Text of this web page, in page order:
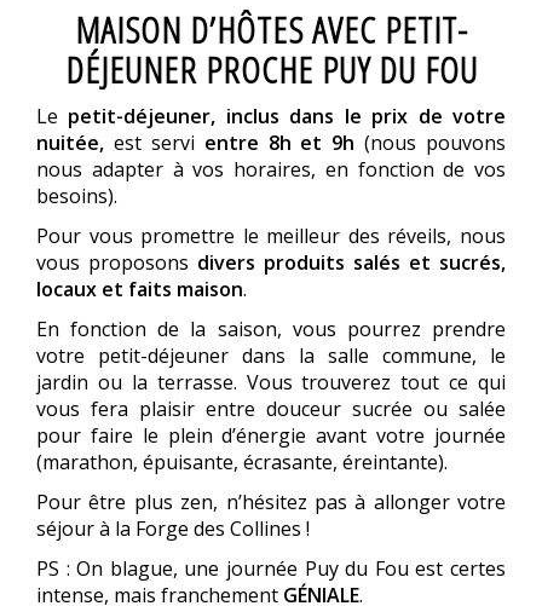
MAISON D’HÔTES AVEC PETIT-
DÉJEUNER PROCHE PUY DU FOU
Le petit-déjeuner, inclus dans le prix de votre
nuitée, est servi entre 8h et 9h (nous pouvons
nous adapter à vos horaires, en fonction de vos
besoins).
Pour vous promettre le meilleur des réveils, nous
vous proposons divers produits salés et sucrés,
locaux et faits maison.
En fonction de la saison, vous pourrez prendre
votre petit-déjeuner dans la salle commune, le
jardin ou la terrasse. Vous trouverez tout ce qui
vous fera plaisir entre douceur sucrée ou salée
pour faire le plein d’énergie avant votre journée
(marathon, épuisante, écrasante, éreintante).
Pour être plus zen, n’hésitez pas à allonger votre
séjour à la Forge des Collines !
PS : On blague, une journée Puy du Fou est certes
intense, mais franchement GÉNIALE.
A partir de
-
Site Officiel
Meilleur tarif garanti